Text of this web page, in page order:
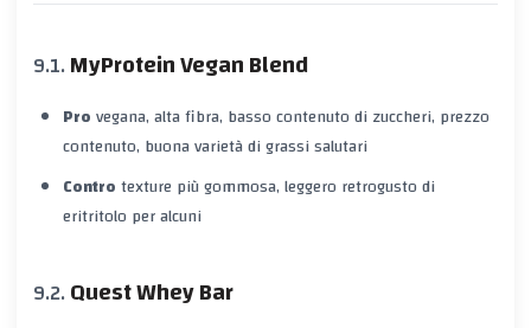
MyProtein Vegan Blend
Provegana, alta fibra, basso contenuto di zuccheri, prezzo
contenuto, buona varietà di grassi salutari
Controtexture più gommosa, leggero retrogusto di
eritritolo per alcuni
Quest Whey Bar